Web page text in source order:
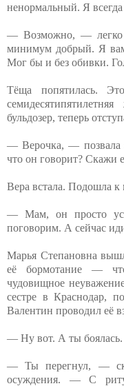
ненормальный. Я всегда
— Возможно, — легко
минимум добрый. Я
Мог бы и без обивки.
Тёща попятилась.
бульдозер, теперь
— Верочка, —
что он говорит? Скажи
Вера встала. Подошла к
— Мам, он просто
поговорим. А сейчас
Марья Степановна
её бормотание —
чудовищное
сестре в Краснодар,
Валентин проводил её
— Ну вот. А ты боялась.
— Ты перегнул, —
осуждения. — С